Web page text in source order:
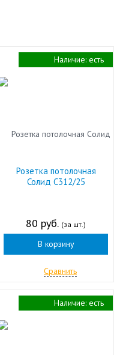
Розетка потолочная
Солид С312/25
80 руб. (за шт.)
В корзину
Сравнить
Наличие: есть
Наличие: есть